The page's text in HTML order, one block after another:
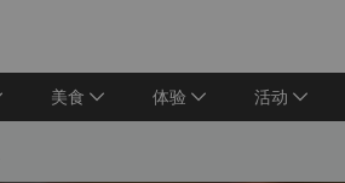
美食 体验 活动